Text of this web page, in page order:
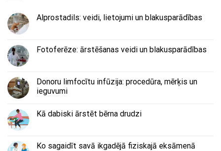
Alprostadils: veidi, lietojumi un blakusparādības
Fotoferēze: ārstēšanas veidi un blakusparādības
Donoru limfocītu infūzija: procedūra, mērķis un
ieguvumi
Kā dabiski ārstēt bērna drudzi
Ko sagaidīt savā ikgadējā fiziskajā eksāmenā